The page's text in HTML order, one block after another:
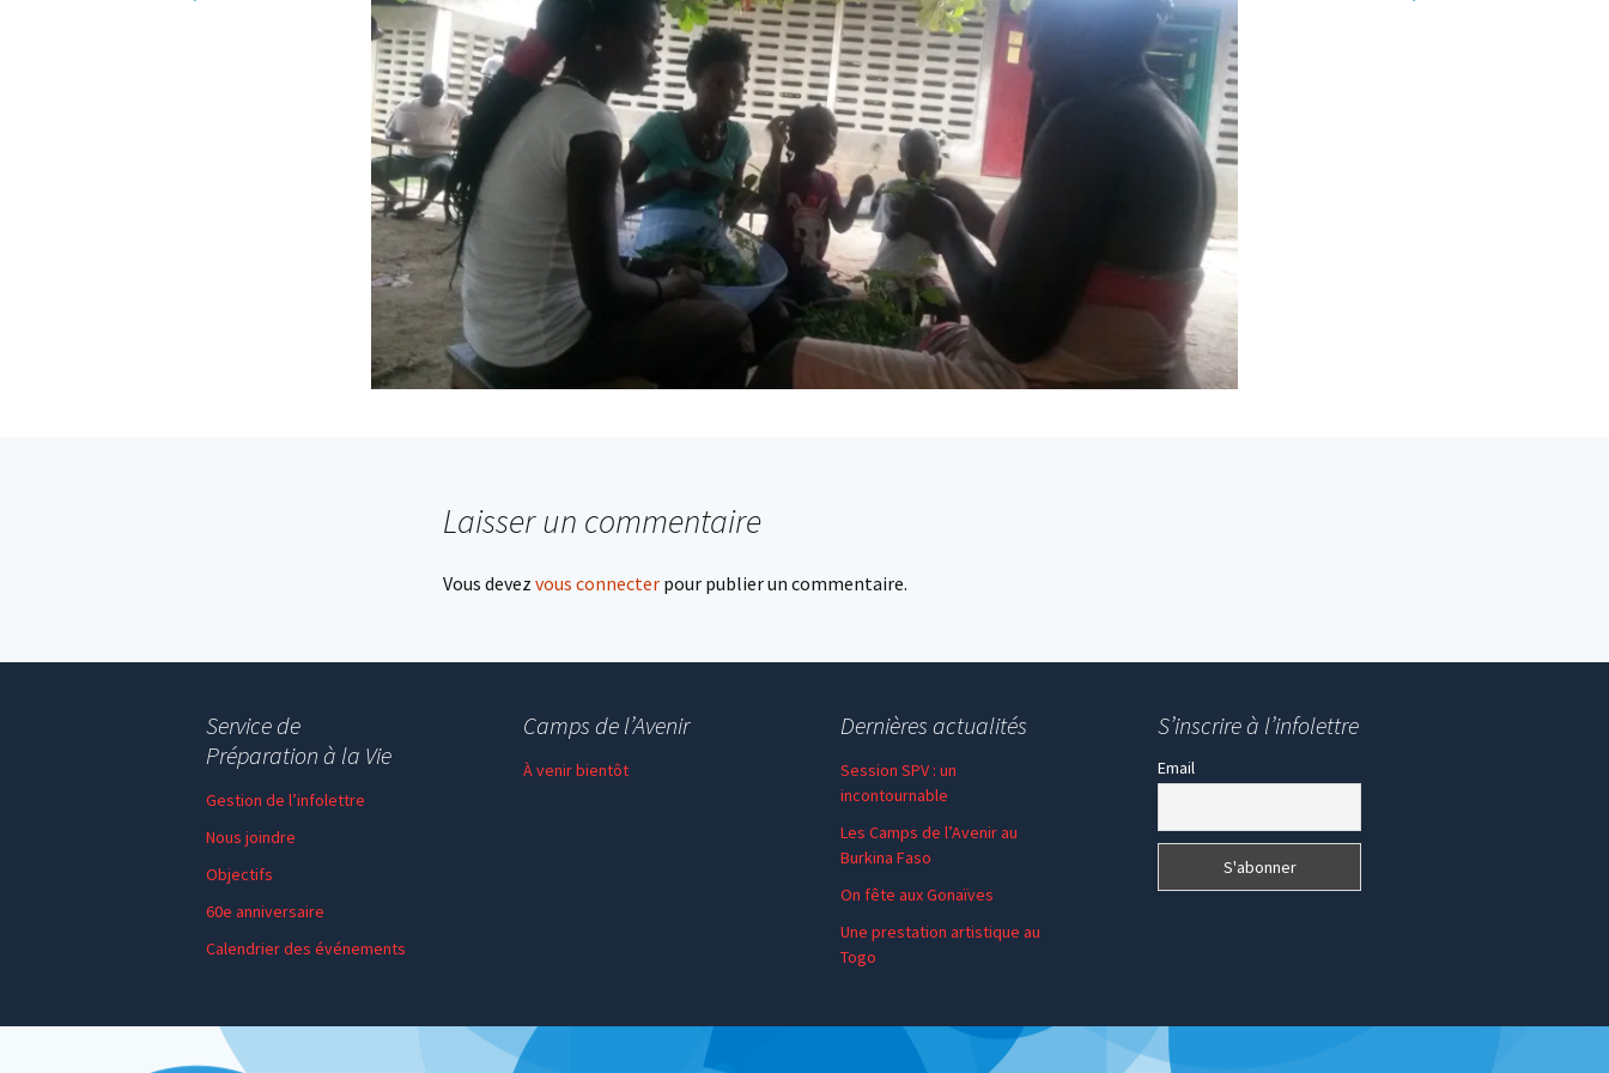
Laisser un commentaire
Vous devez vous connecter pour publier un commentaire.
Service de
Préparation à la Vie
Gestion de l’infolettre
Nous joindre
Objectifs
60e anniversaire
Calendrier des événements
Thème de l’année
Faire un don
Camps de l’Avenir
À venir bientôt
Dernières actualités
Session SPV : un
incontournable
Les Camps de l’Avenir au
Burkina Faso
On fête aux Gonaïves
Une prestation artistique au
Togo
S’inscrire à l’infolettre
Email